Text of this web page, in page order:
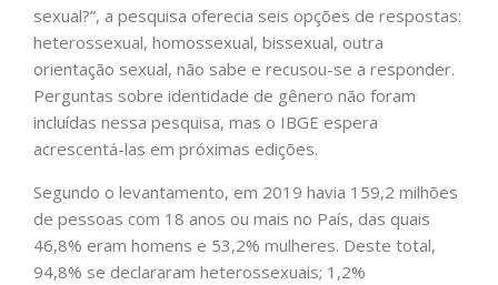
sexual?”, a pesquisa oferecia seis opções de respostas:
heterossexual, homossexual, bissexual, outra
orientação sexual, não sabe e recusou-se a responder.
Perguntas sobre identidade de gênero não foram
incluídas nessa pesquisa, mas o IBGE espera
acrescentá-las em próximas edições.
Segundo o levantamento, em 2019 havia 159,2 milhões
de pessoas com 18 anos ou mais no País, das quais
46,8% eram homens e 53,2% mulheres. Deste total,
94,8% se declararam heterossexuais; 1,2%